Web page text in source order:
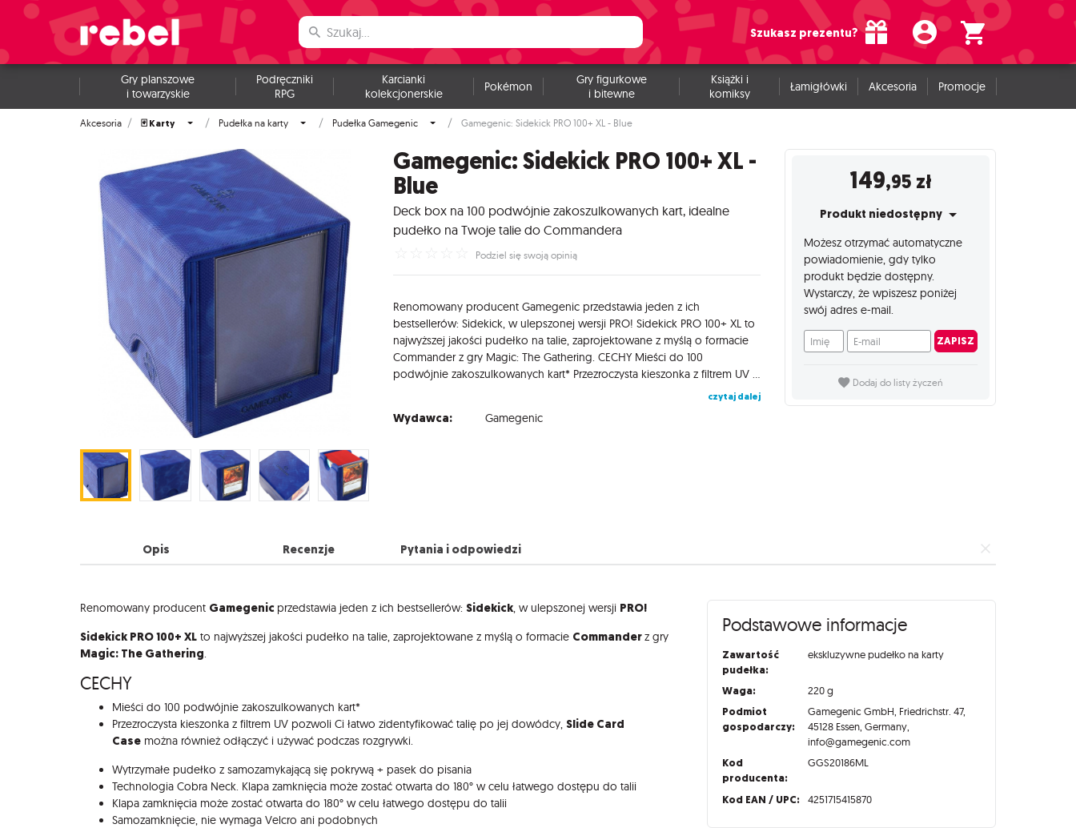
Szukasz prezentu?
Gry planszowe
i towarzyskie
Podręczniki
RPG
Karcianki
kolekcjonerskie
Pokémon
Gry figurkowe
i bitewne
Książki i
komiksy
Łamigłówki Akcesoria Promocje
Akcesoria 🃏 Karty Pudełka na karty Pudełka Gamegenic Gamegenic: Sidekick PRO 100+ XL - Blue
Gamegenic: Sidekick PRO 100+ XL -
Blue
Deck box na 100 podwójnie zakoszulkowanych kart, idealne
pudełko na Twoje talie do Commandera
Podziel się swoją opinią
Renomowany producent Gamegenic przedstawia jeden z ich
bestsellerów: Sidekick, w ulepszonej wersji PRO! Sidekick PRO 100+ XL to
najwyższej jakości pudełko na talie, zaprojektowane z myślą o formacie
Commander z gry Magic: The Gathering. CECHY Mieści do 100
podwójnie zakoszulkowanych kart* Przezroczysta kieszonka z filtrem UV pozwoli Ci łatwo zidentyfikować talię po jej dowódcy, Slide Card Case można również odłączyć i używać podczas rozgrywki. Wytrzymałe pudełko z samozamykającą się pokrywą + pasek do pisania Technologia Cobra Neck. Klapa zamknięcia może zostać otwarta do 180° w celu łatwego dostępu do talii Klapa zamknięcia może zostać otwarta do 180° w celu łatwego dostępu do talii Samozamknięcie, nie wymaga Velcro ani podobnych Kieszonka na żetony i inne elementy Solidne spasowanie Brak związków kwasowych. Bez domieszek polichlorku winylu. Wykonany z wytrzymałego materiału PP.
czytaj dalej
Wydawca: Gamegenic
149,95 zł
Produkt niedostępny
Możesz otrzymać automatyczne
powiadomienie, gdy tylko
produkt będzie dostępny.
Wystarczy, że wpiszesz poniżej
swój adres e-mail.
Imię E-mail ZAPISZ
Dodaj do listy życzeń
Opis Recenzje Pytania i odpowiedzi
Opis
Renomowany producent Gamegenic przedstawia jeden z ich bestsellerów: Sidekick, w ulepszonej wersji PRO!
Sidekick PRO 100+ XL to najwyższej jakości pudełko na talie, zaprojektowane z myślą o formacie Commanderz gry
Magic: The Gathering.
CECHY
Mieści do 100 podwójnie zakoszulkowanych kart*
Przezroczysta kieszonka z filtrem UV pozwoli Ci łatwo zidentyfikować talię po jej dowódcy, Slide Card
Case można również odłączyć i używać podczas rozgrywki.
Wytrzymałe pudełko z samozamykającą się pokrywą + pasek do pisania
Technologia Cobra Neck. Klapa zamknięcia może zostać otwarta do 180° w celu łatwego dostępu do talii
Klapa zamknięcia może zostać otwarta do 180° w celu łatwego dostępu do talii
Samozamknięcie, nie wymaga Velcro ani podobnych
Podstawowe informacje
Zawartość
pudełka:
ekskluzywne pudełko na karty
Waga: 220 g
Podmiot
gospodarczy:
Gamegenic GmbH, Friedrichstr. 47,
45128 Essen, Germany,
info@gamegenic.com
Kod
producenta:
GGS20186ML
Kod EAN / UPC: 4251715415870